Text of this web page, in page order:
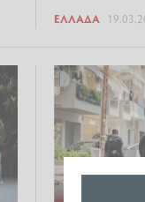
ΕΛΛΆΔΑ